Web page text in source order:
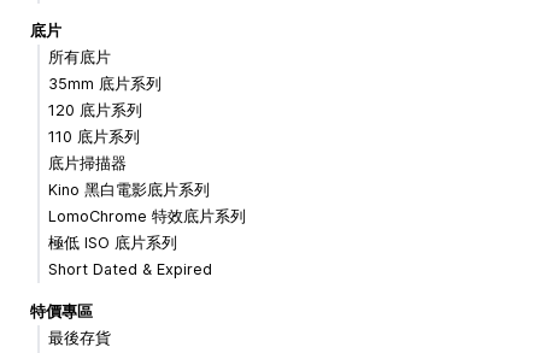
底片
所有底片
35mm 底片系列
120 底片系列
110 底片系列
底片掃描器
Kino 黑白電影底片系列
LomoChrome 特效底片系列
極低 ISO 底片系列
Short Dated & Expired
特價專區
最後存貨